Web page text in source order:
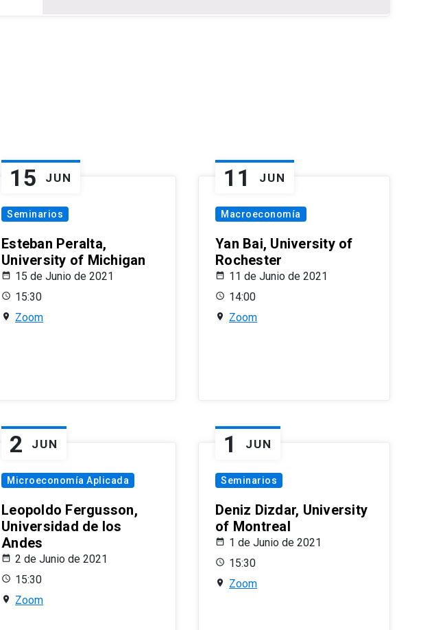
15 JUN
Seminarios
Esteban Peralta,
University of Michigan
15 de Junio de 2021
15:30
Zoom
11 JUN
Macroeconomía
Yan Bai, University of
Rochester
11 de Junio de 2021
14:00
Zoom
2 JUN
Microeconomía Aplicada
Leopoldo Fergusson,
Universidad de los
Andes
2 de Junio de 2021
15:30
Zoom
1 JUN
Seminarios
Deniz Dizdar, University
of Montreal
1 de Junio de 2021
15:30
Zoom